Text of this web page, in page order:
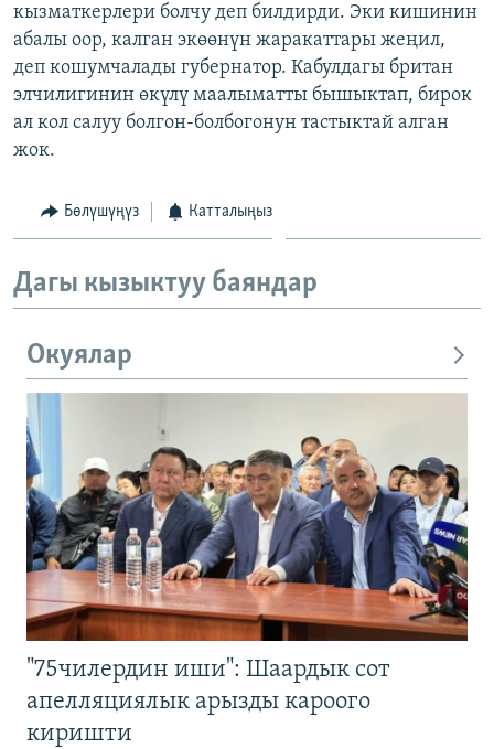
АЗАТТЫК+
ЫҢГАЙСЫЗ СУРООЛОР
ЭЕ/АРнун бардык сайттары
кызматкерлери болчу деп билдирди. Эки кишинин
абалы оор, калган экөөнүн жаракаттары жеңил,
деп кошумчалады губернатор. Кабулдагы британ
элчилигинин өкүлү маалыматты бышыктап, бирок
ал кол салуу болгон-болбогонун тастыктай алган
жок.
Бөлүшүңүз Катталыңыз
Дагы кызыктуу баяндар
Окуялар
"75чилердин иши": Шаардык сот
апелляциялык арызды кароого
киришти